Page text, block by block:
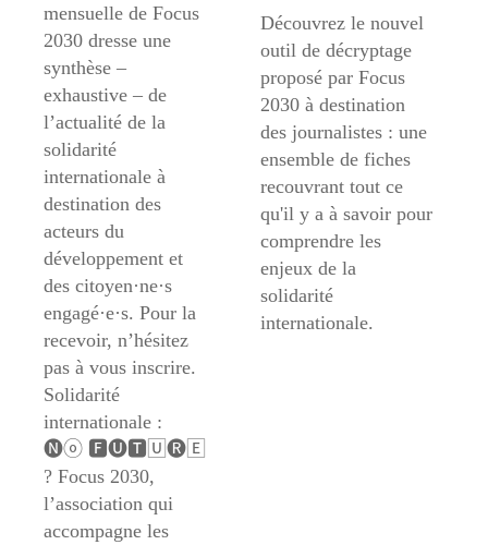
mensuelle de Focus
2030 dresse une
synthèse –
exhaustive – de
l’actualité de la
solidarité
internationale à
destination des
acteurs du
développement et
des citoyen·ne·s
engagé·e·s. Pour la
recevoir, n’hésitez
pas à vous inscrire.
Solidarité
internationale :
🅝ⓞ 🅵🅤🆃🅄🅡🄴
? Focus 2030,
l’association qui
accompagne les
Découvrez le nouvel
outil de décryptage
proposé par Focus
2030 à destination
des journalistes : une
ensemble de fiches
recouvrant tout ce
qu'il y a à savoir pour
comprendre les
enjeux de la
solidarité
internationale.